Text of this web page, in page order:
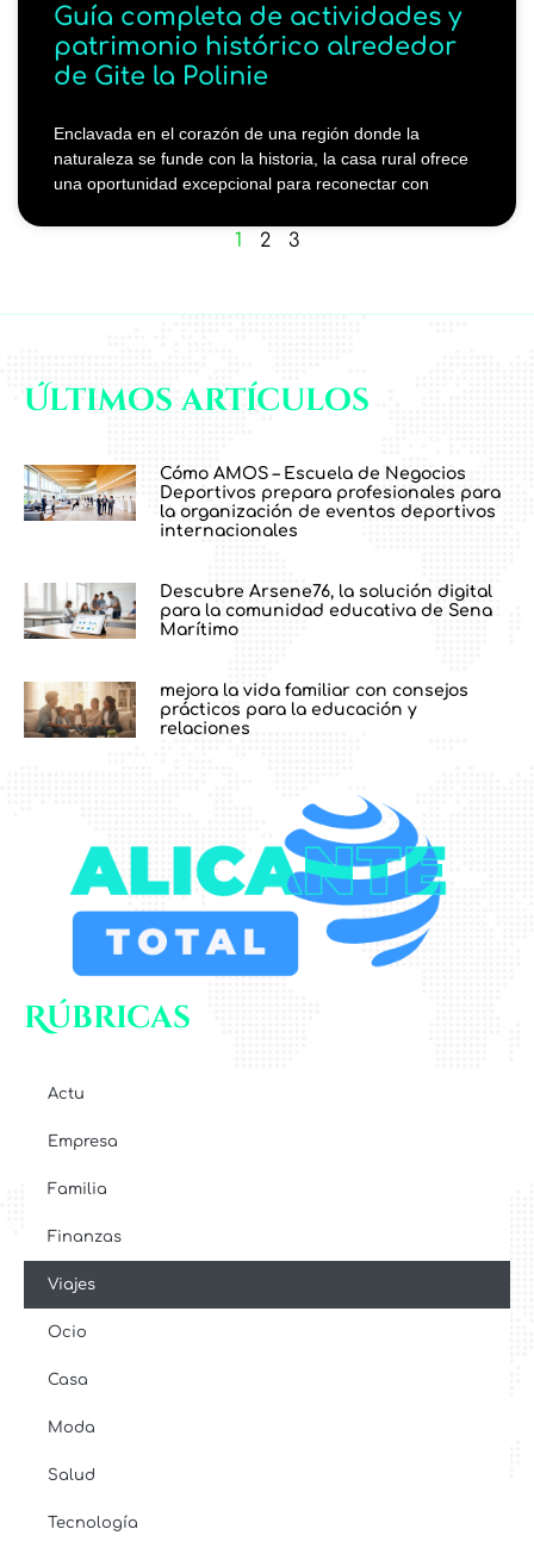
Guía completa de actividades y
patrimonio histórico alrededor
de Gite la Polinie
Enclavada en el corazón de una región donde la
naturaleza se funde con la historia, la casa rural ofrece
una oportunidad excepcional para reconectar con
1 2 3
Últimos artículos
Cómo AMOS – Escuela de Negocios
Deportivos prepara profesionales para
la organización de eventos deportivos
internacionales
Descubre Arsene76, la solución digital
para la comunidad educativa de Sena
Marítimo
mejora la vida familiar con consejos
prácticos para la educación y
relaciones
Rúbricas
Actu
Empresa
Familia
Finanzas
Viajes
Ocio
Casa
Moda
Salud
Tecnología